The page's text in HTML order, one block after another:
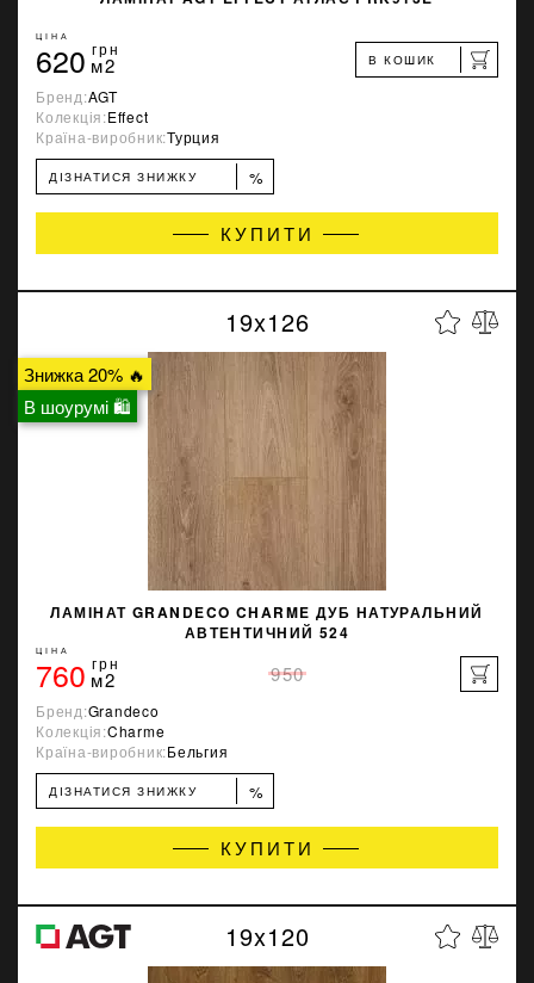
ЦІНА
620 грн
м2 В КОШИК
Бренд:AGT
Колекція:Effect
Країна-виробник:Турция
ДІЗНАТИСЯ ЗНИЖКУ %
КУПИТИ
Знижка 20% 🔥
В шоурумі 🛍
19x126
ЛАМІНАТ GRANDECO CHARME ДУБ НАТУРАЛЬНИЙ
АВТЕНТИЧНИЙ 524
ЦІНА
760 грн
м2 950
Бренд:Grandeco
Колекція:Charme
Країна-виробник:Бельгия
ДІЗНАТИСЯ ЗНИЖКУ %
КУПИТИ
19x120